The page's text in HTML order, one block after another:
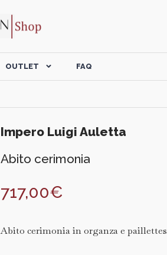
OUTLET FAQ
Impero Luigi Auletta
Abito cerimonia
717,00€
Abito cerimonia in organza e paillettes